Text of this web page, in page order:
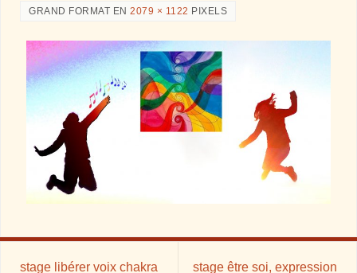
GRAND FORMAT EN2079 × 1122 PIXELS
stage libérer voix chakra
stage être soi, expression